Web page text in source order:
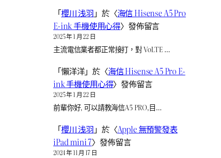
「櫻川 浅羽 」於〈海信 Hisense A5 Pro
E-ink 手機使用心得〉發佈留言
2025 年 1 月 22 日
主流電信業者都正常接打，對 VoLTE …
「懶洋洋」於〈海信 Hisense A5 Pro E-
ink 手機使用心得〉發佈留言
2025 年 1 月 22 日
前輩你好, 可以請教海信A5 PRO,目…
「櫻川 浅羽 」於〈Apple 無預警發表
iPad mini 7〉發佈留言
2024 年 11 月 17 日